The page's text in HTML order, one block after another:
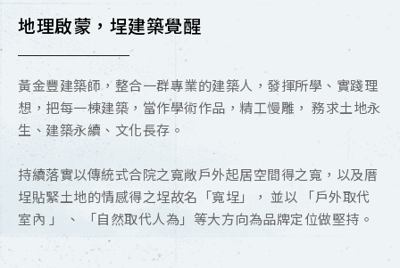
地理啟蒙，埕建築覺醒
黃金豐建築師，整合一群專業的建築人，發揮所學、實踐理
想，把每一棟建築，當作學術作品，精工慢雕， 務求土地永
生、建築永續、文化長存。
持續落實以傳統式合院之寬敞戶外起居空間得之寬，以及厝
埕貼緊土地的情感得之埕故名「寬埕」， 並以 「戶外取代
室內 」 、 「自然取代人為」等大方向為品牌定位做堅持。